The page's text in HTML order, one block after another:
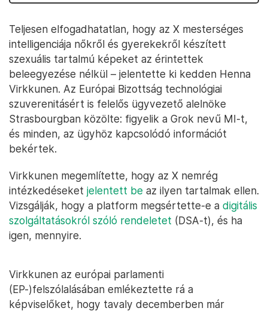
Teljesen elfogadhatatlan, hogy az X mesterséges
intelligenciája nőkről és gyerekekről készített
szexuális tartalmú képeket az érintettek
beleegyezése nélkül – jelentette ki kedden Henna
Virkkunen. Az Európai Bizottság technológiai
szuverenitásért is felelős ügyvezető alelnöke
Strasbourgban közölte: figyelik a Grok nevű MI-t,
és minden, az ügyhöz kapcsolódó információt
bekértek.
Virkkunen megemlítette, hogy az X nemrég
intézkedéseket jelentett be az ilyen tartalmak ellen.
Vizsgálják, hogy a platform megsértette-e a digitális
szolgáltatásokról szóló rendeletet (DSA-t), és ha
igen, mennyire.
Virkkunen az európai parlamenti
(EP-)felszólalásában emlékeztette rá a
képviselőket, hogy tavaly decemberben már